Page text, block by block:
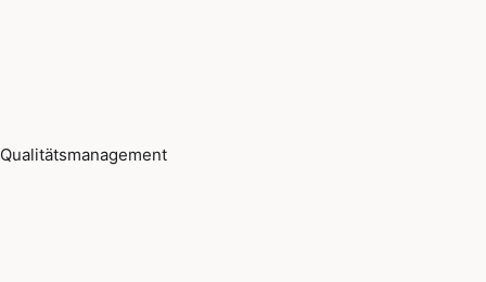
Qualitätsmanagement